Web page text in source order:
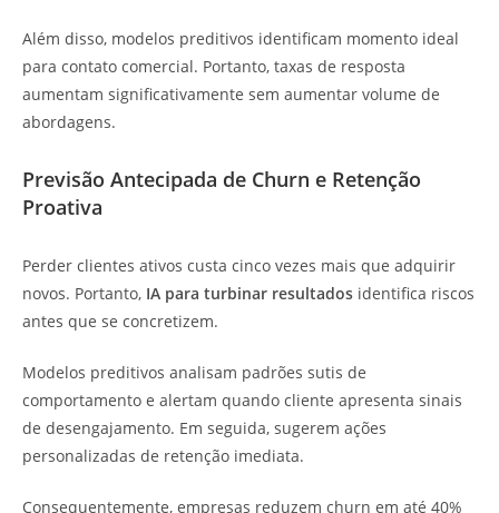
Além disso, modelos preditivos identificam momento ideal
para contato comercial. Portanto, taxas de resposta
aumentam significativamente sem aumentar volume de
abordagens.
Previsão Antecipada de Churn e Retenção
Proativa
Perder clientes ativos custa cinco vezes mais que adquirir
novos. Portanto, IA para turbinar resultados identifica riscos
antes que se concretizem.
Modelos preditivos analisam padrões sutis de
comportamento e alertam quando cliente apresenta sinais
de desengajamento. Em seguida, sugerem ações
personalizadas de retenção imediata.
Consequentemente, empresas reduzem churn em até 40%